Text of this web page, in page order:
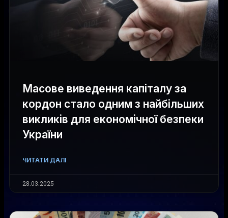
Масове виведення капіталу за
кордон стало одним з найбільших
викликів для економічної безпеки
України
ЧИТАТИ ДАЛІ
28.03.2025